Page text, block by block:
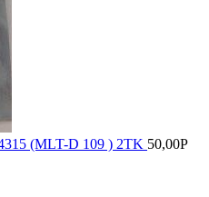
(MLT-D 109 ) 2TK 50,00Р